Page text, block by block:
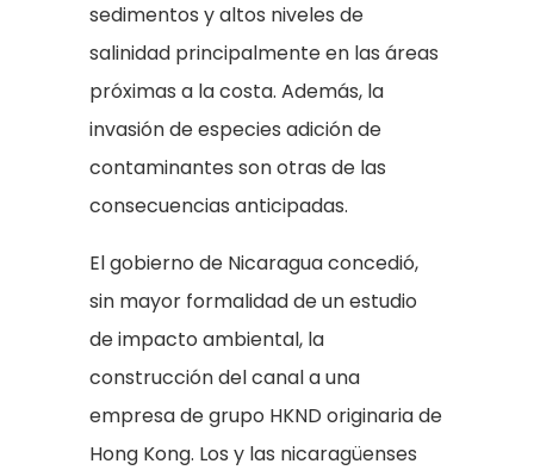
sedimentos y altos niveles de
salinidad principalmente en las áreas
próximas a la costa. Además, la
invasión de especies adición de
contaminantes son otras de las
consecuencias anticipadas.
El gobierno de Nicaragua concedió,
sin mayor formalidad de un estudio
de impacto ambiental, la
construcción del canal a una
empresa de grupo HKND originaria de
Hong Kong. Los y las nicaragüenses